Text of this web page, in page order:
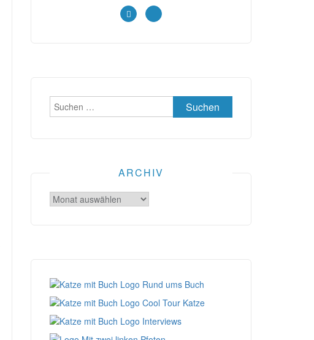
Suchen
nach:
ARCHIV
Archiv